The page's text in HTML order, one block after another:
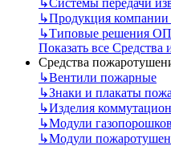
↳Системы передачи
↳Продукция
↳Типовые решения
Показать все
Средства
↳Вентили пожарные
↳Знаки и плакаты
↳Изделия
↳Модули
↳Модули